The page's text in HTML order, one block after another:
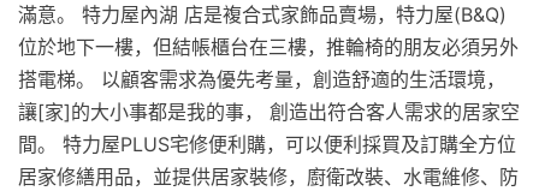
滿意。 特力屋內湖 店是複合式家飾品賣場，特力屋(B&Q)
位於地下一樓，但結帳櫃台在三樓，推輪椅的朋友必須另外
搭電梯。 以顧客需求為優先考量，創造舒適的生活環境，
讓[家]的大小事都是我的事， 創造出符合客人需求的居家空
間。 特力屋PLUS宅修便利購，可以便利採買及訂購全方位
居家修繕用品，並提供居家裝修，廚衛改裝、水電維修、防